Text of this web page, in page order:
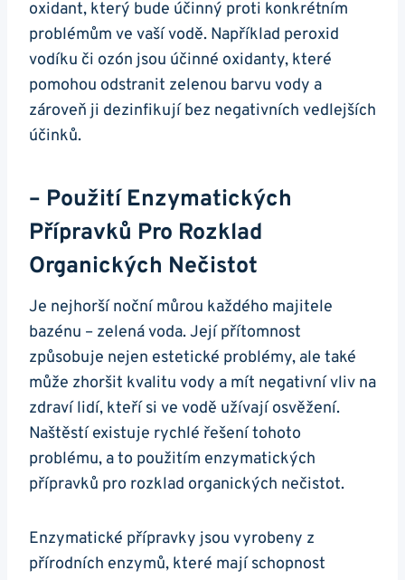
oxidant, který bude účinný proti konkrétním
problémům ve vaší vodě. Například peroxid
vodíku či ozón jsou účinné oxidanty, které
pomohou odstranit zelenou barvu vody a
zároveň ji dezinfikují bez negativních vedlejších
účinků.
– Použití Enzymatických
Přípravků Pro Rozklad
Organických Nečistot
Je nejhorší noční můrou každého majitele
bazénu – zelená voda. Její přítomnost
způsobuje nejen estetické problémy, ale také
může zhoršit kvalitu vody a mít negativní vliv na
zdraví lidí, kteří si ve vodě užívají osvěžení.
Naštěstí existuje rychlé řešení tohoto
problému, a to použitím enzymatických
přípravků pro rozklad organických nečistot.
Enzymatické přípravky jsou vyrobeny z
přírodních enzymů, které mají schopnost